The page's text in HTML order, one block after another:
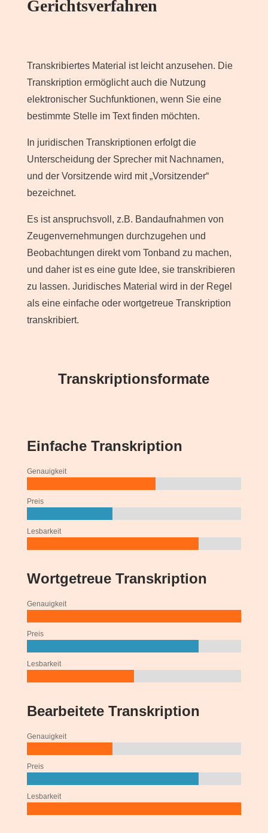
Gerichtsverfahren
Transkribiertes Material ist leicht anzusehen. Die
Transkription ermöglicht auch die Nutzung
elektronischer Suchfunktionen, wenn Sie eine
bestimmte Stelle im Text finden möchten.
In juridischen Transkriptionen erfolgt die
Unterscheidung der Sprecher mit Nachnamen,
und der Vorsitzende wird mit „Vorsitzender“
bezeichnet.
Es ist anspruchsvoll, z.B. Bandaufnahmen von
Zeugenvernehmungen durchzugehen und
Beobachtungen direkt vom Tonband zu machen,
und daher ist es eine gute Idee, sie transkribieren
zu lassen. Juridisches Material wird in der Regel
als eine einfache oder wortgetreue Transkription
transkribiert.
Transkriptionsformate
Einfache Transkription
Genauigkeit
Preis
Lesbarkeit
Wortgetreue Transkription
Genauigkeit
Preis
Lesbarkeit
Bearbeitete Transkription
Genauigkeit
Preis
Lesbarkeit